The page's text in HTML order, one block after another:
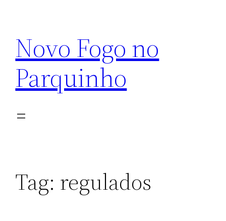
conteúdo
Novo Fogo no
Parquinho
Tag: regulados